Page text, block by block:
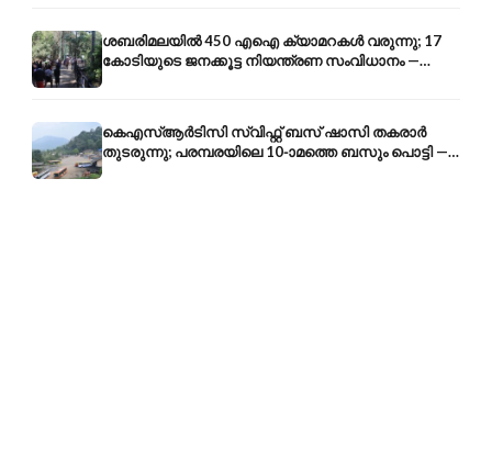
ശബരിമലയിൽ 450 എഐ ക്യാമറകൾ വരുന്നു; 17
കോടിയുടെ ജനക്കൂട്ട നിയന്ത്രണ സംവിധാനം —
എരുമേലി മുതൽ പമ്പ വരെ
കെഎസ്ആർടിസി സ്വിഫ്റ്റ് ബസ് ഷാസി തകരാർ
തുടരുന്നു; പരമ്പരയിലെ 10-ാമത്തെ ബസും പൊട്ടി —
സുരക്ഷാ ആശങ്ക